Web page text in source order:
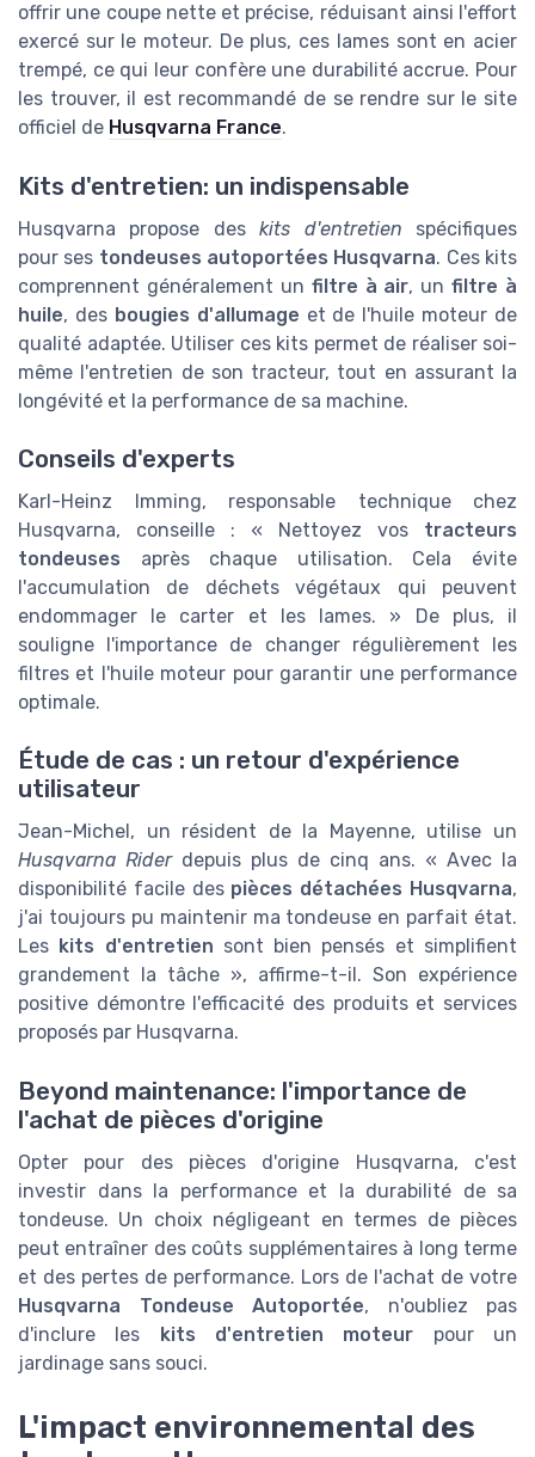
offrir une coupe nette et précise, réduisant ainsi l'effort
exercé sur le moteur. De plus, ces lames sont en acier
trempé, ce qui leur confère une durabilité accrue. Pour
les trouver, il est recommandé de se rendre sur le site
officiel de Husqvarna France.
Kits d'entretien: un indispensable
Husqvarna propose deskits d'entretien spécifiques
pour ses tondeuses autoportées Husqvarna. Ces kits
comprennent généralement un filtre à air, unfiltre à
huile, des bougies d'allumage et de l'huile moteur de
qualité adaptée. Utiliser ces kits permet de réaliser soi-
même l'entretien de son tracteur, tout en assurant la
longévité et la performance de sa machine.
Conseils d'experts
Karl-Heinz Imming, responsable technique chez
Husqvarna, conseille : « Nettoyez vos tracteurs
tondeuses après chaque utilisation. Cela évite
l'accumulation de déchets végétaux qui peuvent
endommager le carter et les lames. » De plus, il
souligne l'importance de changer régulièrement les
filtres et l'huile moteur pour garantir une performance
optimale.
Étude de cas : un retour d'expérience
utilisateur
Jean-Michel, un résident de la Mayenne, utilise un
Husqvarna Riderdepuis plus de cinq ans. « Avec la
disponibilité facile des pièces détachées Husqvarna,
j'ai toujours pu maintenir ma tondeuse en parfait état.
Les kits d'entretien sont bien pensés et simplifient
grandement la tâche », affirme-t-il. Son expérience
positive démontre l'efficacité des produits et services
proposés par Husqvarna.
Beyond maintenance: l'importance de
l'achat de pièces d'origine
Opter pour des pièces d'origine Husqvarna, c'est
investir dans la performance et la durabilité de sa
tondeuse. Un choix négligeant en termes de pièces
peut entraîner des coûts supplémentaires à long terme
et des pertes de performance. Lors de l'achat de votre
Husqvarna Tondeuse Autoportée, n'oubliez pas
d'inclure les kits d'entretien moteur pour un
jardinage sans souci.
L'impact environnemental des